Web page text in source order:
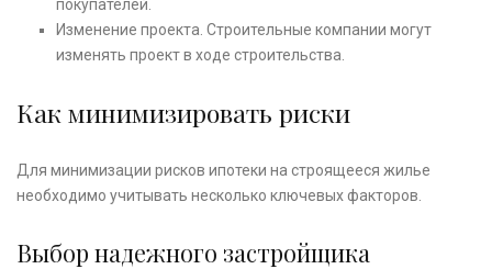
покупателей.
Изменение проекта. Строительные компании могут
изменять проект в ходе строительства.
Как минимизировать риски
Для минимизации рисков ипотеки на строящееся жилье
необходимо учитывать несколько ключевых факторов.
Выбор надежного застройщика